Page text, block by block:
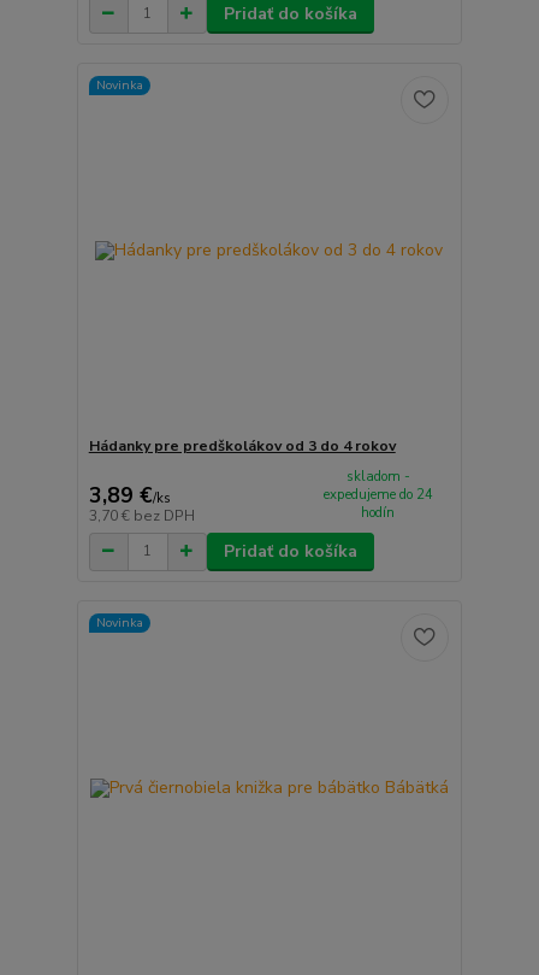
Pridať do košíka
Novinka
Hádanky pre predškolákov od 3 do 4 rokov
3,89 €/ks
3,70 € bez DPH
skladom -
expedujeme do 24
hodín
Pridať do košíka
Novinka